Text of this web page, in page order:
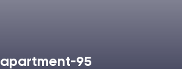
apartment-95